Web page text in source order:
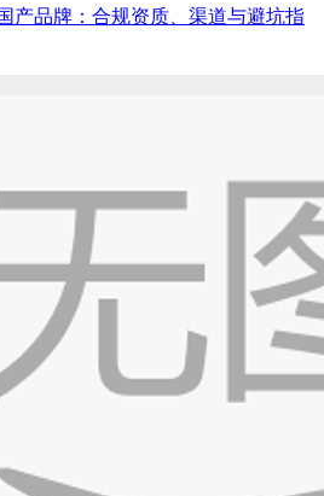
产品牌：合规资质、渠道与避坑指